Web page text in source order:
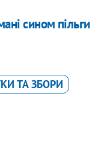
сином пільги
ТА ЗБОРИ